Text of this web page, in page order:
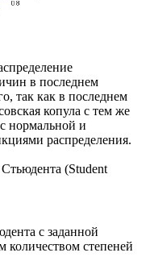
в последнем
так как в последнем
копула с тем же
нормальной и
распределения.
(Student
с заданной
степеней